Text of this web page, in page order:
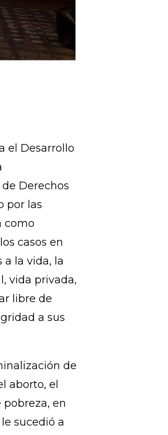
Desarrollo
Derechos
por las
como
casos en
la vida, la
libre de
a sus